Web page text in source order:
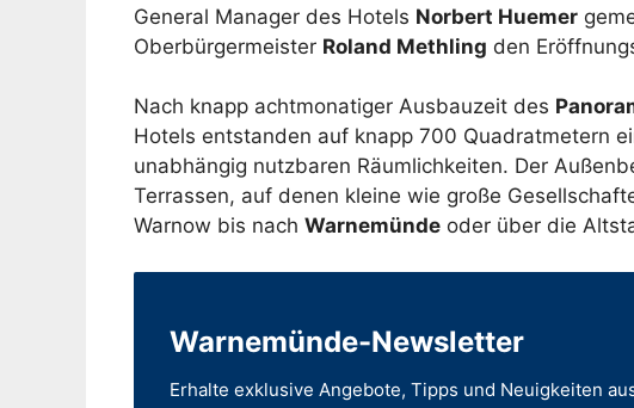
General Manager des Hotels Norbert Huemer
Oberbürgermeister Roland Methling den
Nach knapp achtmonatiger Ausbauzeit des
Hotels entstanden auf knapp 700 Quadratmetern
unabhängig nutzbaren Räumlichkeiten. Der
Terrassen, auf denen kleine wie große
Warnow bis nach Warnemünde oder über die
Warnemünde-Newsletter
Erhalte exklusive Angebote, Tipps und Neuigkeiten